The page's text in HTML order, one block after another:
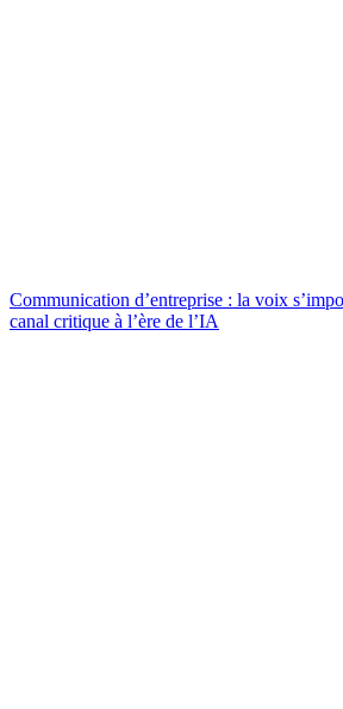
Communication d’entreprise : la voix
canal critique à l’ère de l’IA